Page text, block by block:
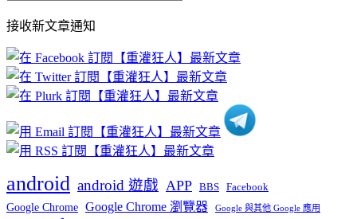
文
章
分
類
接收新文章通知
android android 遊戲 APP BBS Facebook
Google Chrome Google Chrome 瀏覽器 Google 與其他 Google 應用